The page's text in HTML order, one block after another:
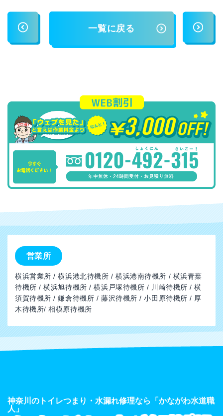
一覧に戻る
営業所
横浜営業所 / 横浜港北待機所 / 横浜港南待機所 / 横浜青葉
待機所 / 横浜旭待機所 / 横浜戸塚待機所 / 川崎待機所 / 横
須賀待機所 / 鎌倉待機所 / 藤沢待機所 / 小田原待機所 / 厚
木待機所/ 相模原待機所
神奈川のトイレつまり・水漏れ修理なら「かながわ水道職
人」